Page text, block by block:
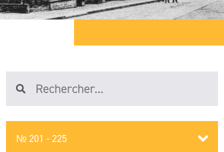
№ 201 - 225